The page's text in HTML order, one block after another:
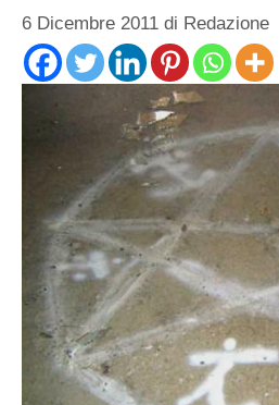
6 Dicembre 2011 di Redazione